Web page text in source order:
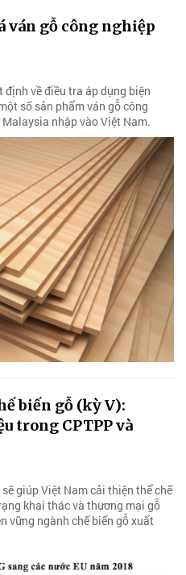
ván gỗ công nghiệp
định về điều tra áp dụng biện
số sản phẩm ván gỗ công
nhập vào Việt Nam.
biến gỗ (kỳ V):
trong CPTPP và
giúp Việt Nam cải thiện thể chế
khai thác và thương mại gỗ
vững ngành chế biến gỗ xuất